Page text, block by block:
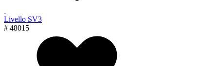
Livello SV3
# 48015